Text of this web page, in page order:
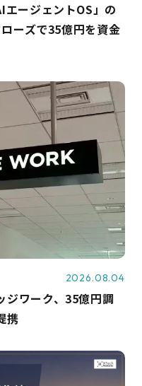
ージェントOS」の
ーズで35億円を資金
2026.08.04
ジワーク、35億円調
携